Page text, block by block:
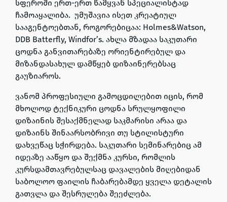
სფეროში ერთ-ერთ წამყვან სპეციალისტად
ჩამოაყალიბა. უმუშავია ისეთ კრეატიულ
სააგენტოებთან, როგორებიცაა: Holmes&Watson,
DDB Batterfly, Windfor’s. ახლა მზადაა საკუთარი
ცოდნა განვითარებაზე ორიენტირებულ და
მიზანდასახულ დამწყებ დიზაინერებსაც
გაუზიაროს.
ვანომ პროფესიული გამოცდილებით იცის, რომ
მხოლოდ ტექნიკური ცოდნა სრულყოფილი
დიზაინის შესაქმნელად საკმარისი არაა და
დიზაინს შინაარსობრივი თუ სტილისტური
დახვეწაც სჭირდება. საკუთარი სემინარებიც ამ
იდეაზე ააწყო და შექმნა კურსი, რომლის
კურსდამთავრებულსაც დავალების მიღებიდან
საბოლოო ფაილის ჩაბარებამდე ყველა დეტალის
გათვლა და შესრულება შეეძლება.